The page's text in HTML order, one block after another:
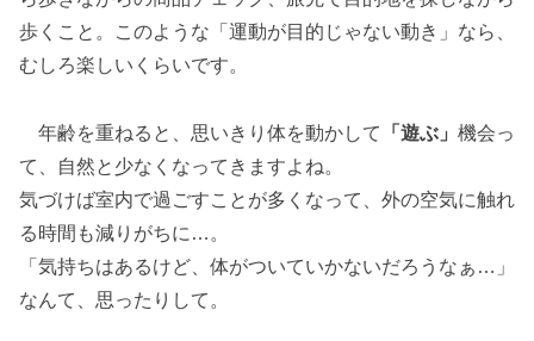
歩くこと。このような「運動が目的じゃない動き」なら、
むしろ楽しいくらいです。
年齢を重ねると、思いきり体を動かして 「遊ぶ」 機会っ
て、自然と少なくなってきますよね。
気づけば室内で過ごすことが多くなって、外の空気に触れ
る時間も減りがちに…。
「気持ちはあるけど、体がついていかないだろうなぁ…」
なんて、思ったりして。